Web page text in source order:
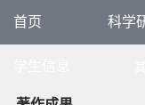
首页 科学